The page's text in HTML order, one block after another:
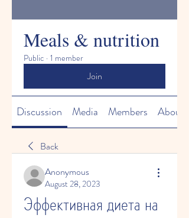
Meals & nutrition
Public · 1 member
Join
Discussion Media Members About
Back
Anonymous
August 28, 2023
Эффективная диета на